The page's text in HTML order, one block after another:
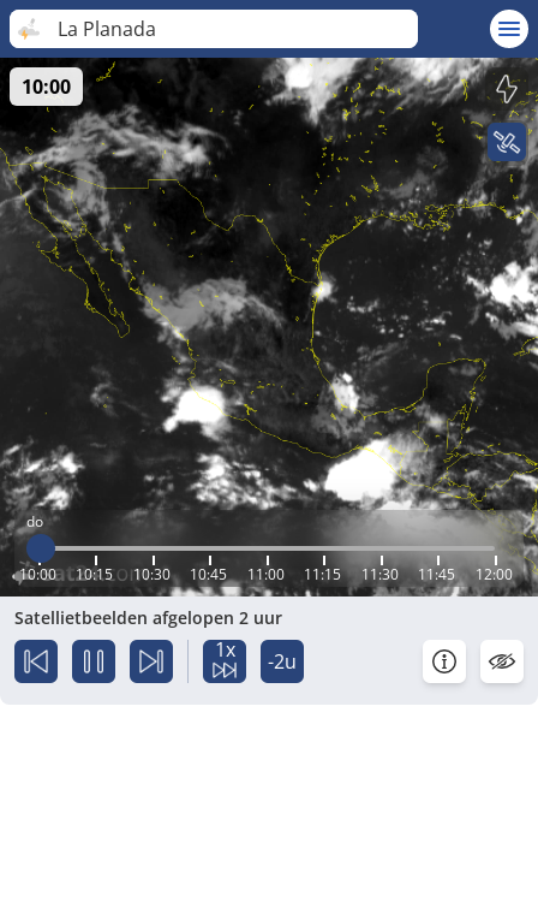
La Planada
do
10:00 10:15 10:30 10:45 11:00 11:15 11:30 11:45 12:00
10:00
Satellietbeelden afgelopen 2 uur
1x -2u